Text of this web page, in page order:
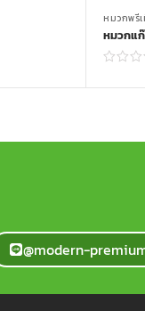
หมวกพรี
หมวกแ
@modern-